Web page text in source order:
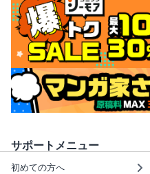
サポートメニュー
初めての方へ